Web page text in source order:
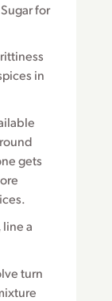
for
in
gets
a
turn